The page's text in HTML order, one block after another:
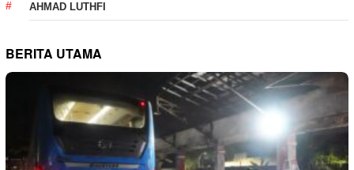
AHMAD LUTHFI
BERITA UTAMA